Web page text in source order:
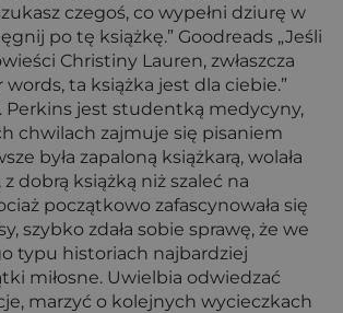
czegoś, co wypełni dziurę w
po tę książkę.” Goodreads „Jeśli
Christiny Lauren, zwłaszcza
ta książka jest dla ciebie.”
Perkins jest studentką medycyny,
chwilach zajmuje się pisaniem
była zapaloną książkarą, wolała
z dobrą książką niż szaleć na
początkowo zafascynowała się
szybko zdała sobie sprawę, że we
typu historiach najbardziej
miłosne. Uwielbia odwiedzać
marzyć o kolejnych wycieczkach